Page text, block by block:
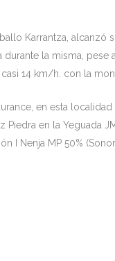
Karrantza,
durante la misma,
14 km/h. con la
en esta
en la Yeguada
I Nenja MP 50%